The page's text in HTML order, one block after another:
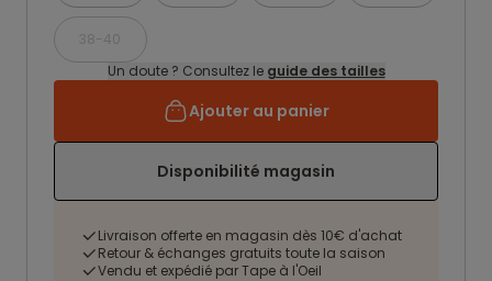
38-40
Un doute ? Consultez le guide des tailles
Ajouter au panier
Disponibilité magasin
Livraison offerte en magasin dès 10€ d'achat
Retour & échanges gratuits toute la saison
Vendu et expédié par Tape à l'Oeil